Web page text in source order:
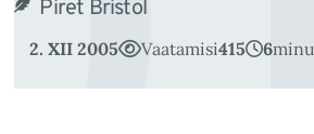
Piret Bristol
2. XII 2005 Vaatamisi415 6